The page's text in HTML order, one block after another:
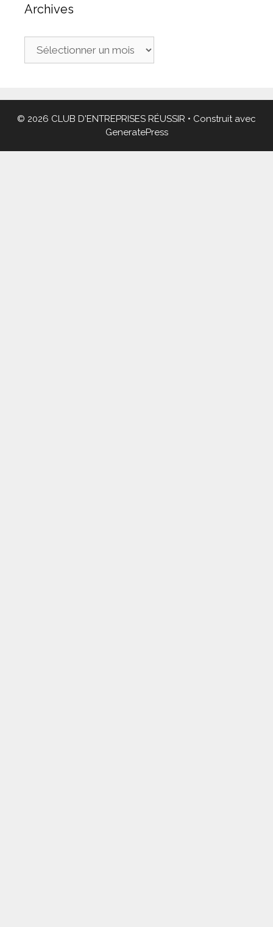
Archives
Archives
© 2026 CLUB D'ENTREPRISES RÉUSSIR • Construit avec
GeneratePress